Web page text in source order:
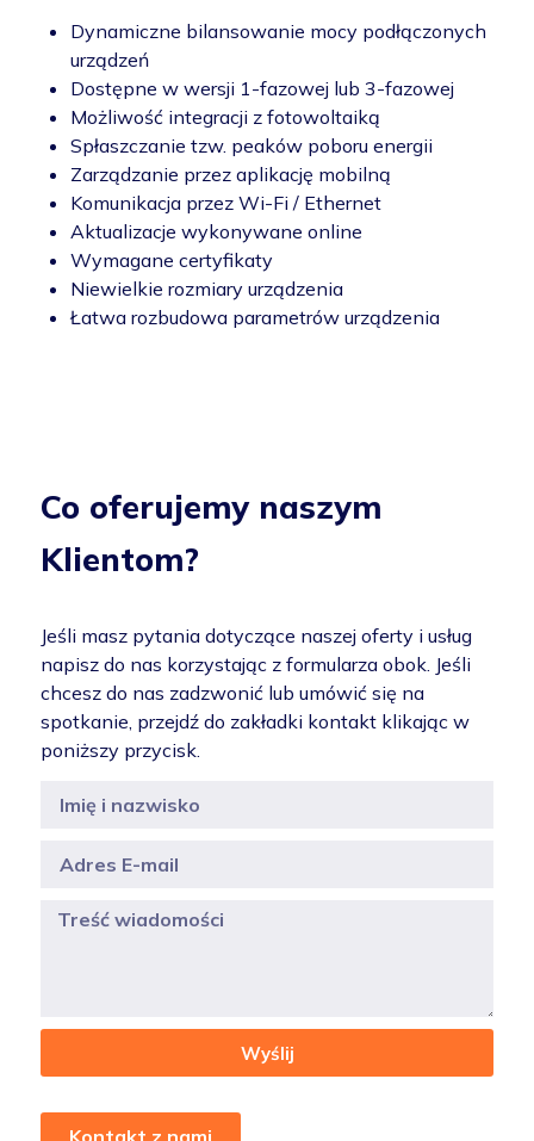
Dynamiczne bilansowanie mocy podłączonych
urządzeń
Dostępne w wersji 1-fazowej lub 3-fazowej
Możliwość integracji z fotowoltaiką
Spłaszczanie tzw. peaków poboru energii
Zarządzanie przez aplikację mobilną
Komunikacja przez Wi-Fi / Ethernet
Aktualizacje wykonywane online
Wymagane certyfikaty
Niewielkie rozmiary urządzenia
Łatwa rozbudowa parametrów urządzenia
Co oferujemy naszym
Klientom?
Jeśli masz pytania dotyczące naszej oferty i usług
napisz do nas korzystając z formularza obok. Jeśli
chcesz do nas zadzwonić lub umówić się na
spotkanie, przejdź do zakładki kontakt klikając w
poniższy przycisk.
Wyślij